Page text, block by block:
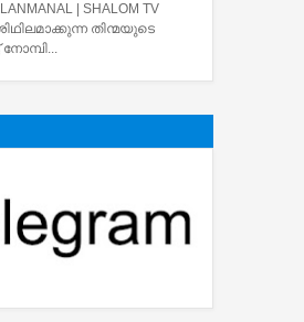
| SHALOM TV
തിന്മയുടെ